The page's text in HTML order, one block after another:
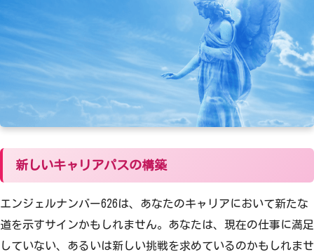
新しいキャリアパスの構築
エンジェルナンバー626は、あなたのキャリアにおいて新たな
道を示すサインかもしれません。あなたは、現在の仕事に満足
していない、あるいは新しい挑戦を求めているのかもしれませ